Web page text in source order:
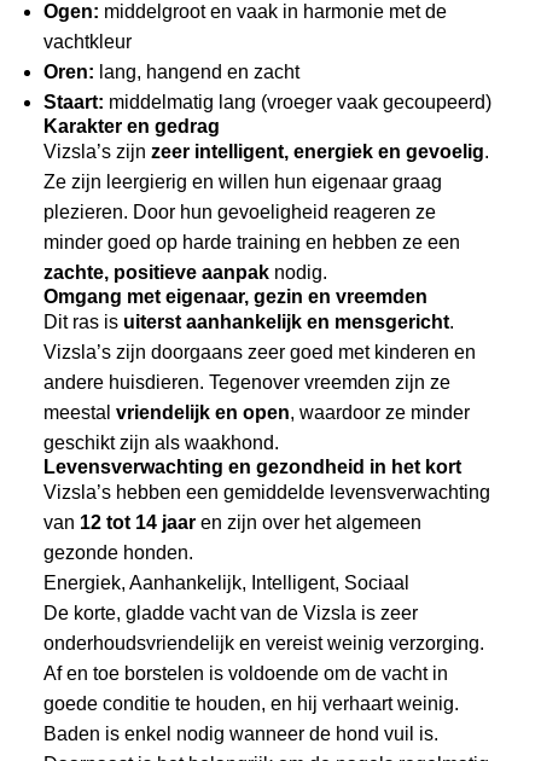
Ogen: middelgroot en vaak in harmonie met de
vachtkleur
Oren: lang, hangend en zacht
Staart: middelmatig lang (vroeger vaak gecoupeerd)
Karakter en gedrag
Vizsla’s zijn zeer intelligent, energiek en gevoelig.
Ze zijn leergierig en willen hun eigenaar graag
plezieren. Door hun gevoeligheid reageren ze
minder goed op harde training en hebben ze een
zachte, positieve aanpak nodig.
Omgang met eigenaar, gezin en vreemden
Dit ras is uiterst aanhankelijk en mensgericht.
Vizsla’s zijn doorgaans zeer goed met kinderen en
andere huisdieren. Tegenover vreemden zijn ze
meestal vriendelijk en open, waardoor ze minder
geschikt zijn als waakhond.
Levensverwachting en gezondheid in het kort
Vizsla’s hebben een gemiddelde levensverwachting
van 12 tot 14 jaar en zijn over het algemeen
gezonde honden.
Energiek, Aanhankelijk, Intelligent, Sociaal
De korte, gladde vacht van de Vizsla is zeer
onderhoudsvriendelijk en vereist weinig verzorging.
Af en toe borstelen is voldoende om de vacht in
goede conditie te houden, en hij verhaart weinig.
Baden is enkel nodig wanneer de hond vuil is.